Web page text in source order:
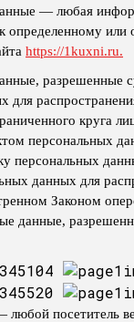
— любая
определенному или
https://1kuxni.ru.
разрешенные
для
круга
персональных
персональных
данных для
Законом
данные,
любой посетитель